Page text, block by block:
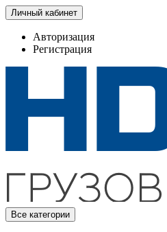
Личный кабинет
Авторизация
Регистрация
Все категории